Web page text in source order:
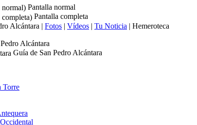
Pantalla normal
Pantalla completa
Alcántara | Fotos | Vídeos | Tu Noticia | Hemeroteca
Alcántara
Guía de San Pedro Alcántara
Torre